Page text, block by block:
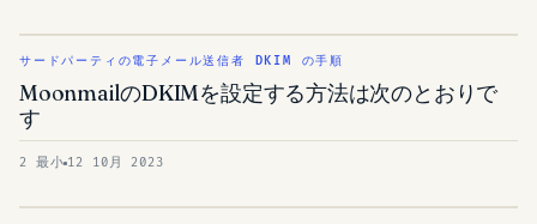
サードパーティの電子メール送信者 DKIM の手順
MoonmailのDKIMを設定する方法は次のとおりで
す
2 最小 12 10月 2023